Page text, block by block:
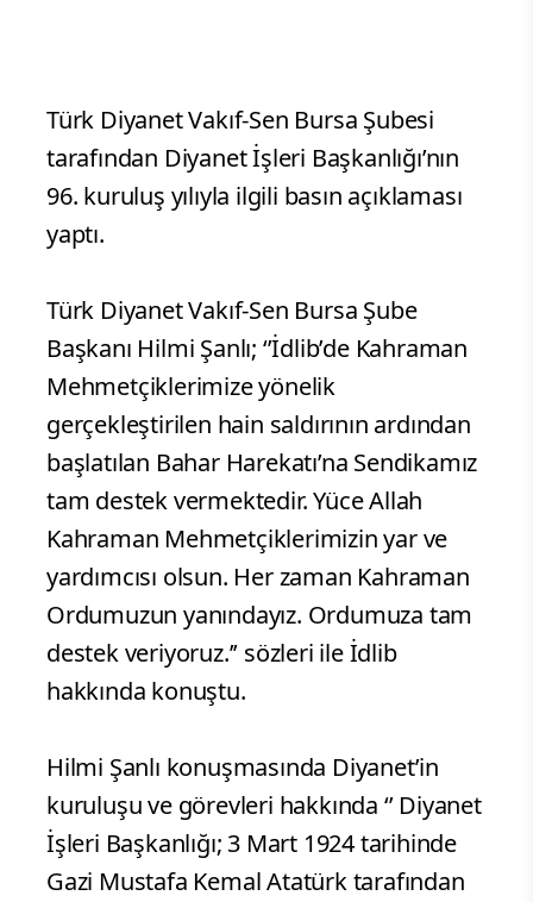
Türk Diyanet Vakıf-Sen Bursa Şubesi
tarafından Diyanet İşleri Başkanlığı’nın
96. kuruluş yılıyla ilgili basın açıklaması
yaptı.
Türk Diyanet Vakıf-Sen Bursa Şube
Başkanı Hilmi Şanlı; ‘’İdlib’de Kahraman
Mehmetçiklerimize yönelik
gerçekleştirilen hain saldırının ardından
başlatılan Bahar Harekatı’na Sendikamız
tam destek vermektedir. Yüce Allah
Kahraman Mehmetçiklerimizin yar ve
yardımcısı olsun. Her zaman Kahraman
Ordumuzun yanındayız. Ordumuza tam
destek veriyoruz.’’ sözleri ile İdlib
hakkında konuştu.
Hilmi Şanlı konuşmasında Diyanet’in
kuruluşu ve görevleri hakkında ‘’ Diyanet
İşleri Başkanlığı; 3 Mart 1924 tarihinde
Gazi Mustafa Kemal Atatürk tarafından